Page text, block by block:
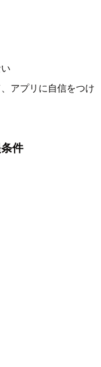
アプリに自信をつけ
件